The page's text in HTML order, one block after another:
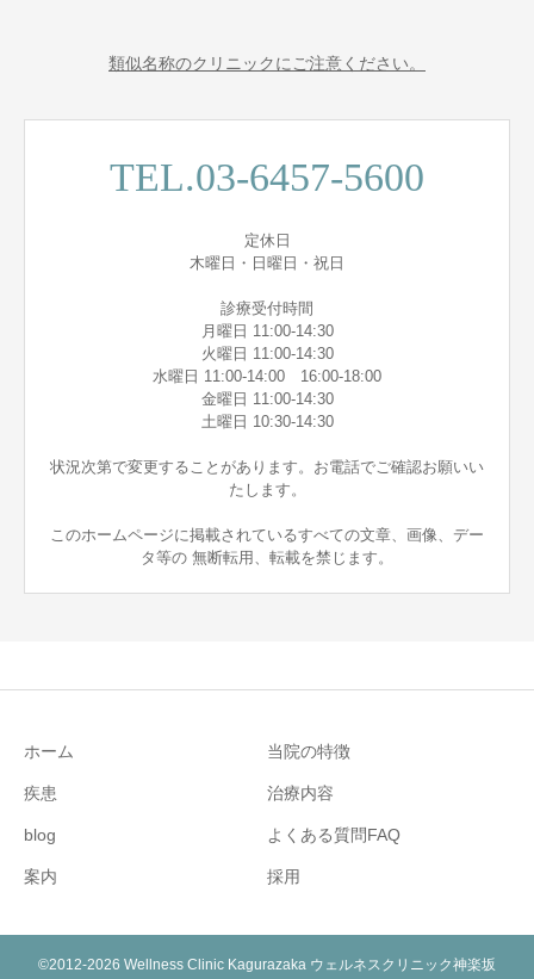
類似名称のクリニックにご注意ください。
TEL.03-6457-5600
定休日
木曜日・日曜日・祝日
診療受付時間
月曜日 11:00-14:30
火曜日 11:00-14:30
水曜日 11:00-14:00 16:00-18:00
金曜日 11:00-14:30
土曜日 10:30-14:30
状況次第で変更することがあります。お電話でご確認お願いい
たします。
このホームページに掲載されているすべての文章、画像、デー
タ等の 無断転用、転載を禁じます。
ホーム 当院の特徴
疾患 治療内容
blog よくある質問FAQ
案内 採用
©2012-2026 Wellness Clinic Kagurazaka ウェルネスクリニック神楽坂